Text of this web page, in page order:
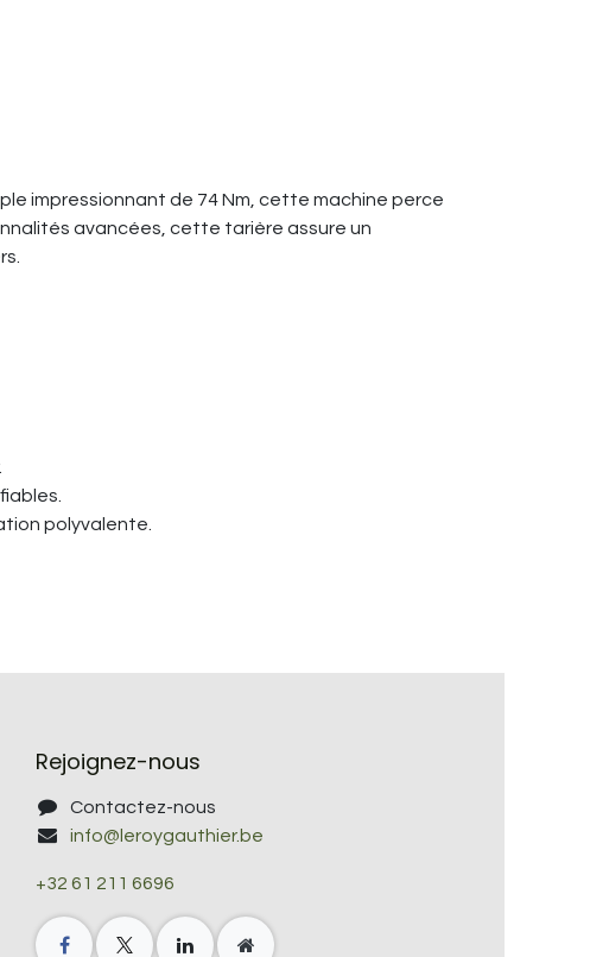
impressionnant de 74 Nm, cette machine perce
avancées, cette tarière assure un
polyvalente.
Rejoignez-nous
Contactez-nous
info@leroygauthier.be
+32 61 211 6696